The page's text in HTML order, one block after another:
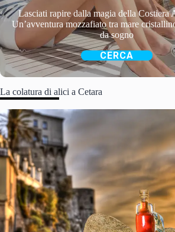
Lasciati rapire dalla magia della Costiera
Un’avventura mozzafiato tra mare
da sogno
CERCA
La colatura di alici a Cetara